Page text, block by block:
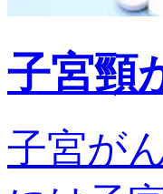
子宮頸
子宮が